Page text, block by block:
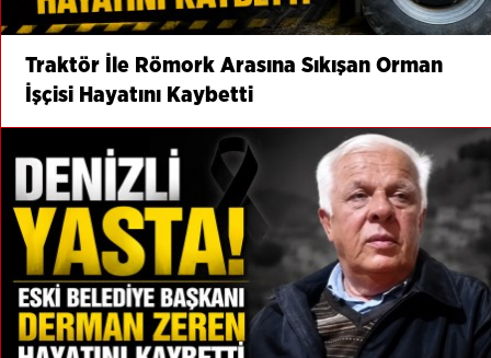
Traktör İle Römork Arasına Sıkışan Orman
İşçisi Hayatını Kaybetti